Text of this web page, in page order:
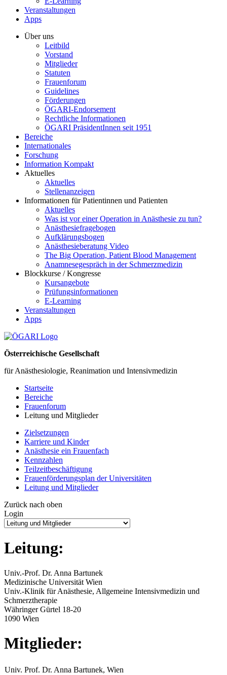
Veranstaltungen
Apps
Über uns
Leitbild
Vorstand
Mitglieder
Statuten
Frauenforum
Guidelines
Förderungen
ÖGARI-Endorsement
Rechtliche Informationen
ÖGARI PräsidentInnen seit 1951
Bereiche
Internationales
Forschung
Information Kompakt
Aktuelles
Aktuelles
Stellenanzeigen
Informationen für Patientinnen und Patienten
Aktuelles
Was ist vor einer Operation in Anästhesie zu tun?
Anästhesiefragebogen
Aufklärungsbogen
Anästhesieberatung Video
The Big Operation, Patient Blood Management
Anamnesegespräch in der Schmerzmedizin
Blockkurse / Kongresse
Kursangebote
Prüfungsinformationen
E-Learning
Veranstaltungen
Apps
Österreichische Gesellschaft
für Anästhesiologie, Reanimation und Intensivmedizin
Startseite
Bereiche
Frauenforum
Leitung und Mitglieder
Zielsetzungen
Karriere und Kinder
Anästhesie ein Frauenfach
Kennzahlen
Teilzeitbeschäftigung
Frauenförderungsplan der Universitäten
Leitung und Mitglieder
Zurück nach oben
Login
Leitung:
Univ.-Prof. Dr. Anna Bartunek
Medizinische Universität Wien
Univ.-Klinik für Anästhesie, Allgemeine Intensivmedizin und
Schmerztherapie
Währinger Gürtel 18-20
1090 Wien
Mitglieder:
Univ. Prof. Dr. Anna Bartunek, Wien